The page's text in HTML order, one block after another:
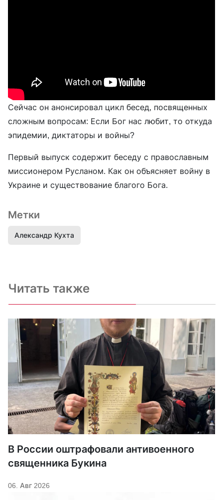
Сейчас он анонсировал цикл бесед, посвященных
сложным вопросам: Если Бог нас любит, то откуда
эпидемии, диктаторы и войны?
Первый выпуск содержит беседу с православным
миссионером Русланом. Как он объясняет войну в
Украине и существование благого Бога.
Метки
Александр Кухта
Читать также
В России оштрафовали антивоенного
священника Букина
06. Авг 2026